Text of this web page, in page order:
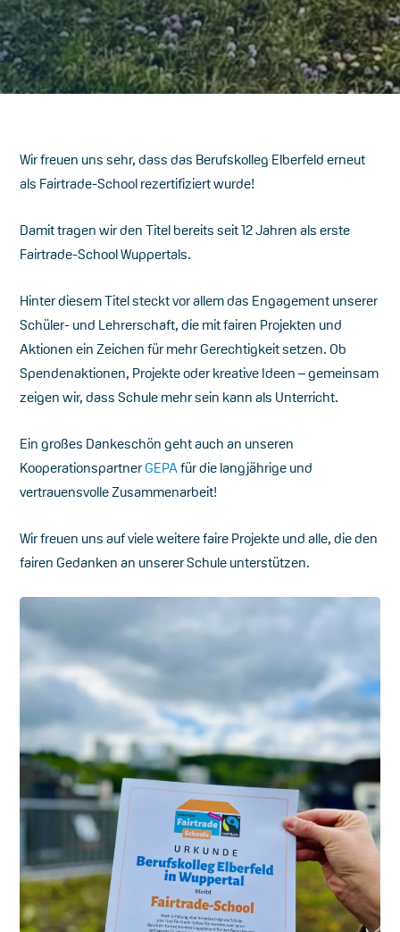
Wir freuen uns sehr, dass das Berufskolleg Elberfeld erneut
als Fairtrade-School rezertifiziert wurde!
Damit tragen wir den Titel bereits seit 12 Jahren​ als erste
Fairtrade-School Wuppertals.
Hinter diesem Titel steckt vor allem das Engagement unserer
Schüler- und Lehrerschaft, die mit fairen Projekten und
Aktionen ein Zeichen für mehr Gerechtigkeit setzen. Ob
Spendenaktionen, Projekte oder kreative Ideen – gemeinsam
zeigen wir, dass Schule mehr sein kann als Unterricht.
Ein großes Dankeschön geht auch an unseren
KooperationspartnerGEPAfür die langjährige und
vertrauensvolle Zusammenarbeit!
Wir freuen uns auf viele weitere faire Projekte und alle, die den
fairen Gedanken an unserer Schule unterstützen.